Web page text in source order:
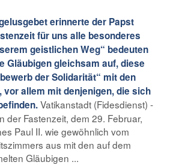
erinnerte der Papst
für uns alle besonderes
geistlichen Weg“ bedeuten
Gläubigen gleichsam auf, diese
der Solidarität“ mit den
vor allem mit denjenigen, die sich
Vatikanstadt (Fidesdienst) -
der Fastenzeit, dem 29. Februar,
Paul II. wie gewöhnlich vom
aus mit den auf dem
Gläubigen ...